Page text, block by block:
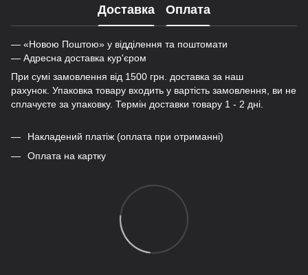
Доставка Оплата
— «Новою Поштою» у відділення та поштомати
— Адресна доставка кур'єром
При сумі замовлення від 1500 грн. доставка за наш
рахунок. Упаковка товару входить у вартість замовлення, ви не
сплачуєте за упаковку. Термін доставки товару 1 - 2 дні.
Накладений платіж (оплата при отриманні)
Оплата на картку